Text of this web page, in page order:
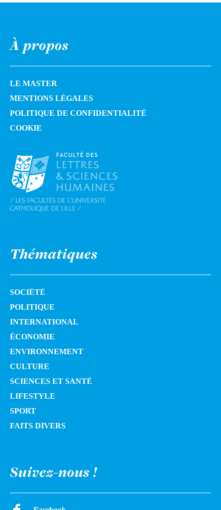
À propos
LE MASTER
MENTIONS LÉGALES
POLITIQUE DE CONFIDENTIALITÉ
COOKIE
Thématiques
SOCIÉTÉ
POLITIQUE
INTERNATIONAL
ÉCONOMIE
ENVIRONNEMENT
CULTURE
SCIENCES ET SANTÉ
LIFESTYLE
SPORT
FAITS DIVERS
Suivez-nous !